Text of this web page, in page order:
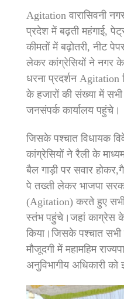
Agitation वारासिवनी
प्रदेश में बढ़ती महंगाई,
कीमतों में बढ़ोतरी, नीट
लेकर कांग्रेसियों ने नगर
धरना प्रदर्शन Agitation
के हजारों की संख्या में सभी
जनसंपर्क कार्यालय पहुंचे।
जिसके पश्चात विधायक
कांग्रेसियों ने रैली के
बैल गाड़ी पर सवार
पे तख्ती लेकर भाजपा
(Agitation) करते हुए सभी
स्तंभ पहुंचे।जहां काग्रेस
किया।जिसके पश्चात सभी
मौजूदगी में महामहिम
अनुविभागीय अधिकारी को